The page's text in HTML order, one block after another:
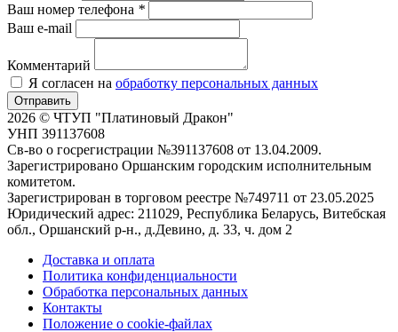
Ваш номер телефона *
Ваш e-mail
Комментарий
Я согласен на обработку персональных данных
Отправить
2026 © ЧТУП "Платиновый Дракон"
УНП 391137608
Св-во о госрегистрации №391137608 от 13.04.2009.
Зарегистрировано Оршанским городским исполнительным
комитетом.
Зарегистрирован в торговом реестре №749711 от 23.05.2025
Юридический адрес: 211029, Республика Беларусь, Витебская
обл., Оршанский р-н., д.Девино, д. 33, ч. дом 2
Доставка и оплата
Политика конфиденциальности
Обработка персональных данных
Контакты
Положение о cookie-файлах